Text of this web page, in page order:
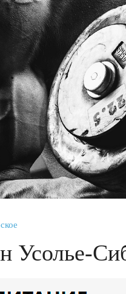
Усолье-